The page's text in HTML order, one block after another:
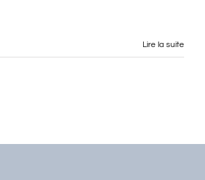
Lire la suite